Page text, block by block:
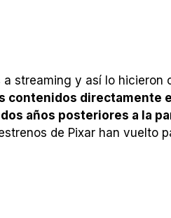
streaming y así lo hicieron
contenidos directamente
años posteriores a la
de Pixar han vuelto